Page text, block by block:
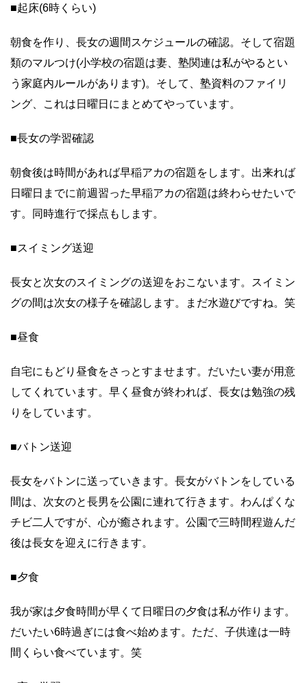
■起床(6時くらい)
朝食を作り、長女の週間スケジュールの確認。そして宿題
類のマルつけ(小学校の宿題は妻、塾関連は私がやるとい
う家庭内ルールがあります)。そして、塾資料のファイリ
ング、これは日曜日にまとめてやっています。
■長女の学習確認
朝食後は時間があれば早稲アカの宿題をします。出来れば
日曜日までに前週習った早稲アカの宿題は終わらせたいで
す。同時進行で採点もします。
■スイミング送迎
長女と次女のスイミングの送迎をおこないます。スイミン
グの間は次女の様子を確認します。まだ水遊びですね。笑
■昼食
自宅にもどり昼食をさっとすませます。だいたい妻が用意
してくれています。早く昼食が終われば、長女は勉強の残
りをしています。
■バトン送迎
長女をバトンに送っていきます。長女がバトンをしている
間は、次女のと長男を公園に連れて行きます。わんぱくな
チビ二人ですが、心が癒されます。公園で三時間程遊んだ
後は長女を迎えに行きます。
■夕食
我が家は夕食時間が早くて日曜日の夕食は私が作ります。
だいたい6時過ぎには食べ始めます。ただ、子供達は一時
間くらい食べています。笑